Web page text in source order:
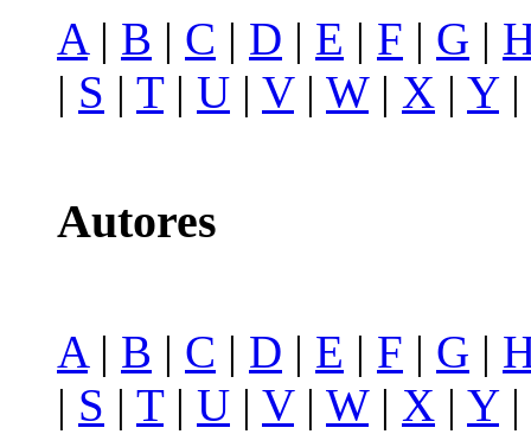
A | B | C | D | E | F | G |
| S | T| U | V| W| X | Y|
Autores
A| B | C | D | E | F | G |
| S | T| U | V| W| X | Y|